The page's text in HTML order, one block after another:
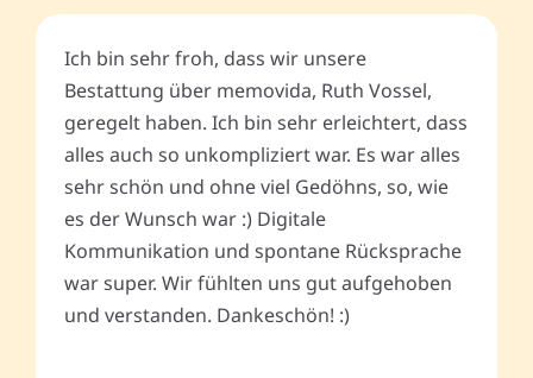
Ich bin sehr froh, dass wir unsere
Bestattung über memovida, Ruth Vossel,
geregelt haben. Ich bin sehr erleichtert, dass
alles auch so unkompliziert war. Es war alles
sehr schön und ohne viel Gedöhns, so, wie
es der Wunsch war :) Digitale
Kommunikation und spontane Rücksprache
war super. Wir fühlten uns gut aufgehoben
und verstanden. Dankeschön! :)